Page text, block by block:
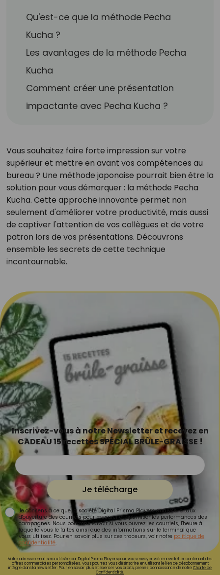
Qu'est-ce que la méthode Pecha
Kucha ?
Les avantages de la méthode Pecha
Kucha
Comment créer une présentation
impactante avec Pecha Kucha ?
Vous souhaitez faire forte impression sur votre
supérieur et mettre en avant vos compétences au
bureau ? Une méthode japonaise pourrait bien être la
solution pour vous démarquer : la méthode Pecha
Kucha. Cette approche innovante permet non
seulement d'améliorer votre productivité, mais aussi
de captiver l'attention de vos collègues et de votre
patron lors de vos présentations. Découvrons
ensemble les secrets de cette technique
incontournable.
Inscrivez-vous à notre Newsletter et recevez en
CADEAU 15 recettes SPÉCIAL BRÛLE-GRAISSE !
Je télécharge
Je consens à ce que la société Digital Prisma Players analyse le taux
d'ouverture des courriels pour mesurer et optimiser les performances des
campagnes. Nous pourrons savoir si vous ouvrez les courriels, l'heure à
laquelle vous le faites ainsi que des informations sur le terminal que
vous utilisez. Pour en savoir plus sur ces traceurs, voir notre politique de
confidentialité.
Votre adresse email sera utilisée par Digital Prisma Playerspour vous envoyer votre newsletter contenant des
offres commerciales personnalisées. Vous pourrez vous désinscrire en utilisant le lien de désabonnement
intégré dans la newsletter. Pour en savoir plus et exercer vos droits, prenez connaissance de notreCharte de
Confidentialité.